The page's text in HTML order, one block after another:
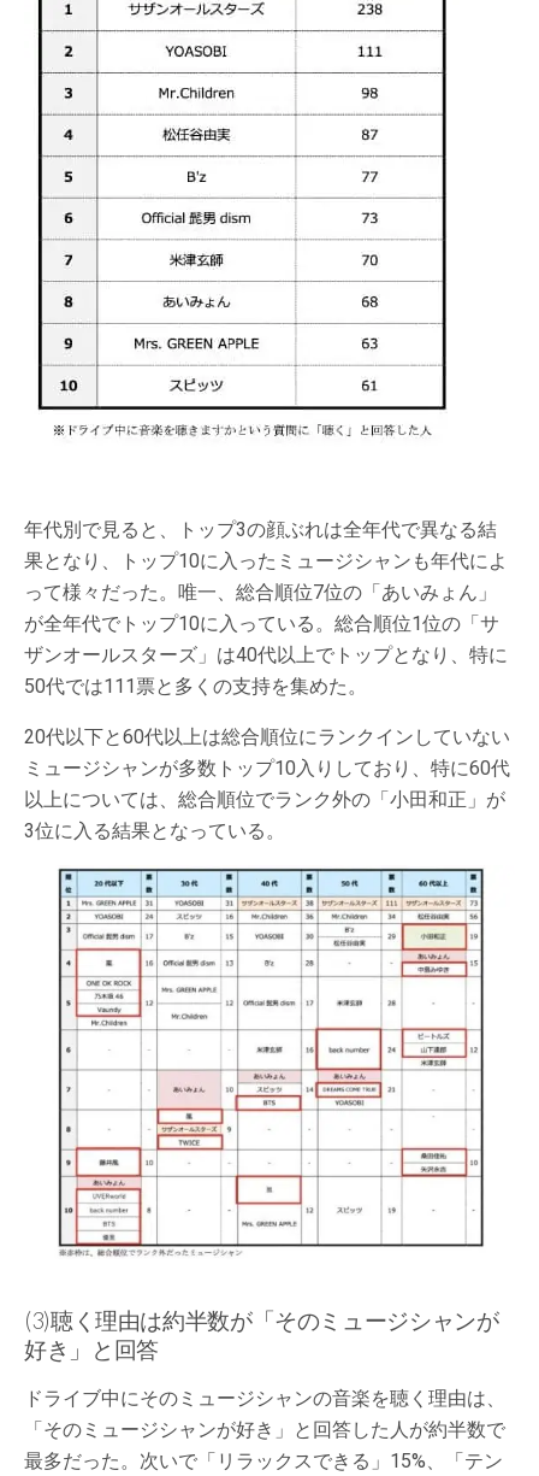
年代別で見ると、トップ3の顔ぶれは全年代で異なる結
果となり、トップ10に入ったミュージシャンも年代によ
って様々だった。唯一、総合順位7位の「あいみょん」
が全年代でトップ10に入っている。総合順位1位の「サ
ザンオールスターズ」は40代以上でトップとなり、特に
50代では111票と多くの支持を集めた。
20代以下と60代以上は総合順位にランクインしていない
ミュージシャンが多数トップ10入りしており、特に60代
以上については、総合順位でランク外の「小田和正」が
3位に入る結果となっている。
(3)聴く理由は約半数が「そのミュージシャンが
好き」と回答
ドライブ中にそのミュージシャンの音楽を聴く理由は、
「そのミュージシャンが好き」と回答した人が約半数で
最多だった。次いで「リラックスできる」15%、「テン